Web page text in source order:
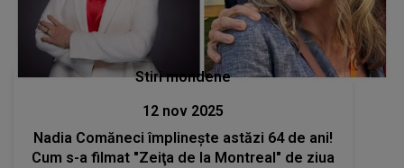
Stiri mondene
12 nov 2025
Nadia Comăneci împlinește astăzi 64 de ani!
Cum s-a filmat "Zeiţa de la Montreal" de ziua